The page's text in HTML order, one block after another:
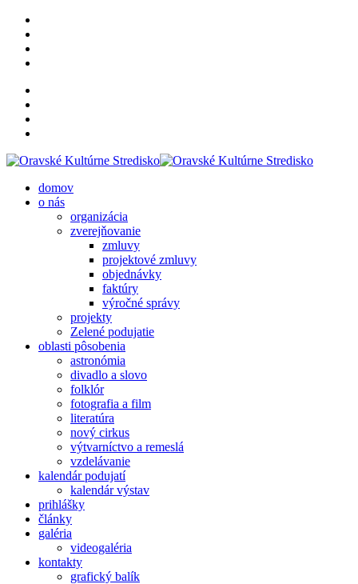
domov
o nás
organizácia
zverejňovanie
zmluvy
projektové zmluvy
objednávky
faktúry
výročné správy
projekty
Zelené podujatie
oblasti pôsobenia
astronómia
divadlo a slovo
folklór
fotografia a film
literatúra
nový cirkus
výtvarníctvo a remeslá
vzdelávanie
kalendár podujatí
kalendár výstav
prihlášky
články
galéria
videogaléria
kontakty
grafický balík